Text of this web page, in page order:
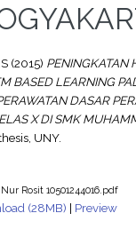
(2015) PENINGKATAN
BASED LEARNING
DASAR
X DI SMK
UNY.
Rosit 10501244016.pdf
(28MB) | Preview